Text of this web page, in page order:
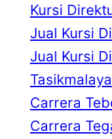
Kursi
Jual Kursi
Jual Kursi
Tasikmalaya
Carrera
Carrera